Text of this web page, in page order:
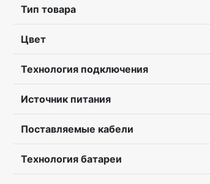
Тип товара
Цвет
Технология подключения
Источник питания
Поставляемые кабели
Технология батареи